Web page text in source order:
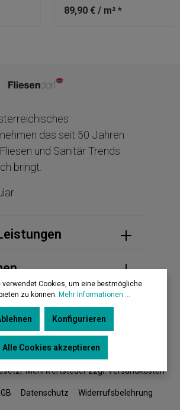
89,90 € / m² *
das seit 50 Jahren
und Sanitär Trends
bringt.
Mehrwertsteuer zzgl. Versandkosten
Datenschutz Widerrufsbelehrung
verwendet Cookies, um eine bestmögliche
zu können. Mehr Informationen ...
Konfigurieren
Alle Cookies akzeptieren